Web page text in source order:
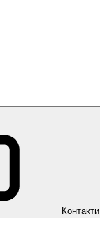
Контакти